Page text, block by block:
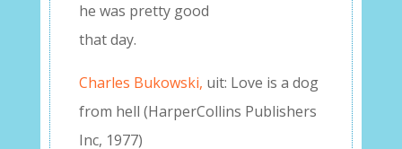
he was pretty good
that day.
Charles Bukowski, uit: Love is a dog
from hell (HarperCollins Publishers
Inc, 1977)